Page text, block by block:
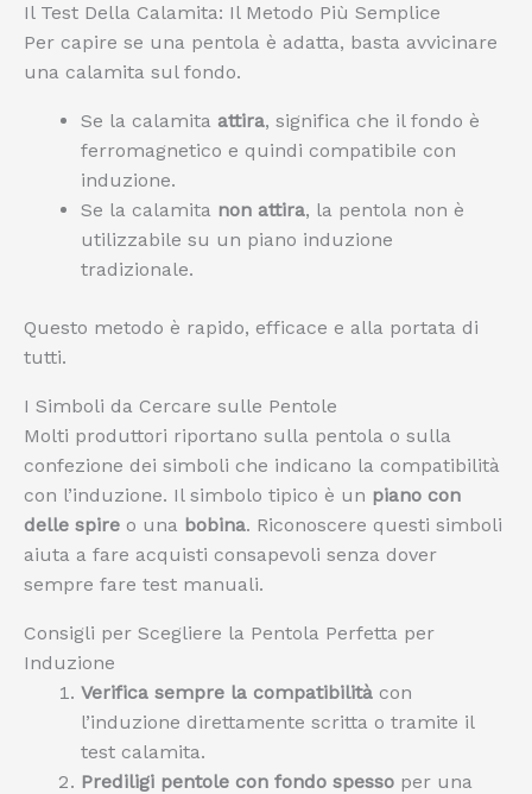
Il Test Della Calamita: Il Metodo Più Semplice
Per capire se una pentola è adatta, basta avvicinare
una calamita sul fondo.
Se la calamita attira, significa che il fondo è
ferromagnetico e quindi compatibile con
induzione.
Se la calamita non attira, la pentola non è
utilizzabile su un piano induzione
tradizionale.
Questo metodo è rapido, efficace e alla portata di
tutti.
I Simboli da Cercare sulle Pentole
Molti produttori riportano sulla pentola o sulla
confezione dei simboli che indicano la compatibilità
con l’induzione. Il simbolo tipico è un piano con
delle spire o una bobina. Riconoscere questi simboli
aiuta a fare acquisti consapevoli senza dover
sempre fare test manuali.
Consigli per Scegliere la Pentola Perfetta per
Induzione
Verifica sempre la compatibilità con
l’induzione direttamente scritta o tramite il
test calamita.
Prediligi pentole con fondo spesso per una